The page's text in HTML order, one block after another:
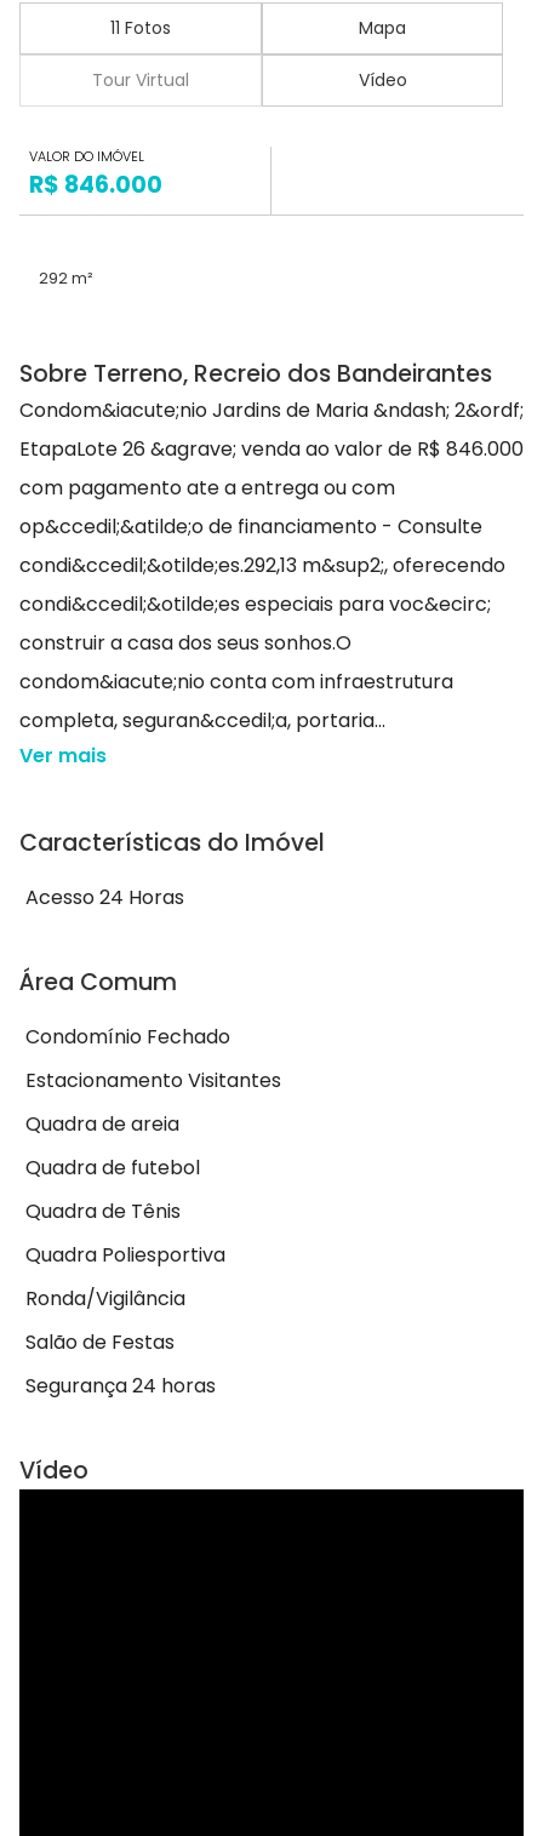
11 Fotos Mapa
Tour Virtual Vídeo
VALOR DO IMÓVEL
R$ 846.000
292 m²
Sobre Terreno, Recreio dos Bandeirantes
Condom&iacute;nio Jardins de Maria &ndash; 2&ordf;
EtapaLote 26 &agrave; venda ao valor de R$ 846.000
com pagamento ate a entrega ou com
op&ccedil;&atilde;o de financiamento - Consulte
condi&ccedil;&otilde;es.292,13 m&sup2;, oferecendo
condi&ccedil;&otilde;es especiais para voc&ecirc;
construir a casa dos seus sonhos.O
condom&iacute;nio conta com infraestrutura
completa, seguran&ccedil;a, portaria...
Ver mais
Características do Imóvel
Acesso 24 Horas
Área Comum
Condomínio Fechado
Estacionamento Visitantes
Quadra de areia
Quadra de futebol
Quadra de Tênis
Quadra Poliesportiva
Ronda/Vigilância
Salão de Festas
Segurança 24 horas
Vídeo